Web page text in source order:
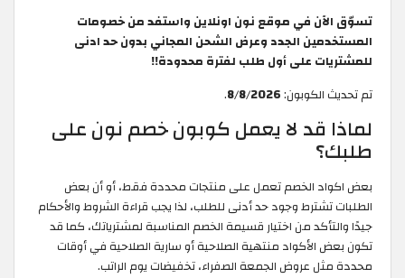
تسوّق الآن في موقع نون اونلاين واستفد من خصومات
المستخدمين الجدد وعرض الشحن المجاني بدون حد ادنى
للمشتريات على أول طلب لفترة محدودة!!
تم تحديث الكوبون:8/8/2026
.
لماذا قد لا يعمل كوبون خصم نون على
طلبك؟
بعض اكواد الخصم تعمل على منتجات محددة فقط، أو أن بعض
الطلبات تشترط وجود حد أدنى للطلب، لذا يجب قراءة الشروط والأحكام
جيدًا والتأكد من اختيار قسيمة الخصم المناسبة لمشترياتك، كما قد
تكون بعض الأكواد منتهية الصلاحية أو سارية الصلاحية في أوقات
محددة مثل عروض الجمعة الصفراء، تخفيضات يوم الراتب.